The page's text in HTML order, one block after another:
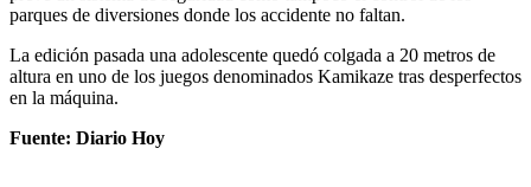
parques de diversiones donde los accidente no faltan.
La edición pasada una adolescente quedó colgada a 20 metros de
altura en uno de los juegos denominados Kamikaze tras desperfectos
en la máquina.
Fuente: Diario Hoy